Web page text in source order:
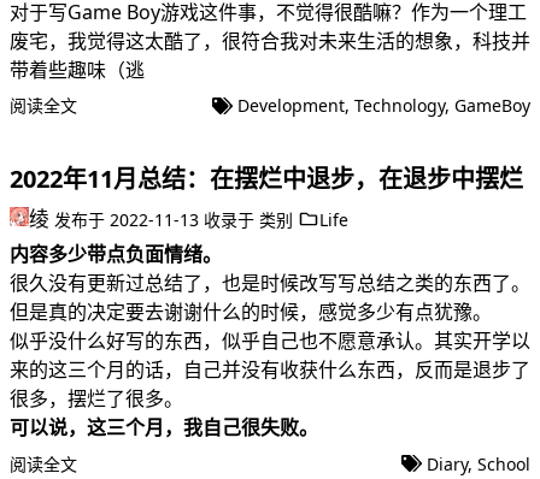
对于写Game Boy游戏这件事，不觉得很酷嘛？作为一个理工
废宅，我觉得这太酷了，很符合我对未来生活的想象，科技并
带着些趣味（逃
阅读全文 Development, Technology, GameBoy
2022年11月总结：在摆烂中退步，在退步中摆烂
绫 发布于 2022-11-13 收录于 类别 Life
内容多少带点负面情绪。
很久没有更新过总结了，也是时候改写写总结之类的东西了。
但是真的决定要去谢谢什么的时候，感觉多少有点犹豫。
似乎没什么好写的东西，似乎自己也不愿意承认。其实开学以
来的这三个月的话，自己并没有收获什么东西，反而是退步了
很多，摆烂了很多。
可以说，这三个月，我自己很失败。
阅读全文 Diary, School